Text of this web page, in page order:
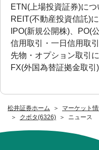
松井証券ホーム
マーケット
クボタ(6326)
ニュース
ETN(上場投資証券)につ
REIT(不動産投資信託)
IPO(新規公開株)、PO(
信用取引・一日信用取
先物・オプション取引
FX(外国為替証拠金取引